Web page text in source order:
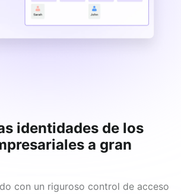
identidades de los
a gran
con un riguroso control de acceso